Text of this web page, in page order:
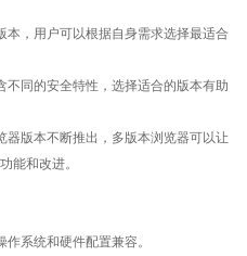
，用户可以根据自身需求选择最适合
同的安全特性，选择适合的版本有助
版本不断推出，多版本浏览器可以让
能和改进。
系统和硬件配置兼容。